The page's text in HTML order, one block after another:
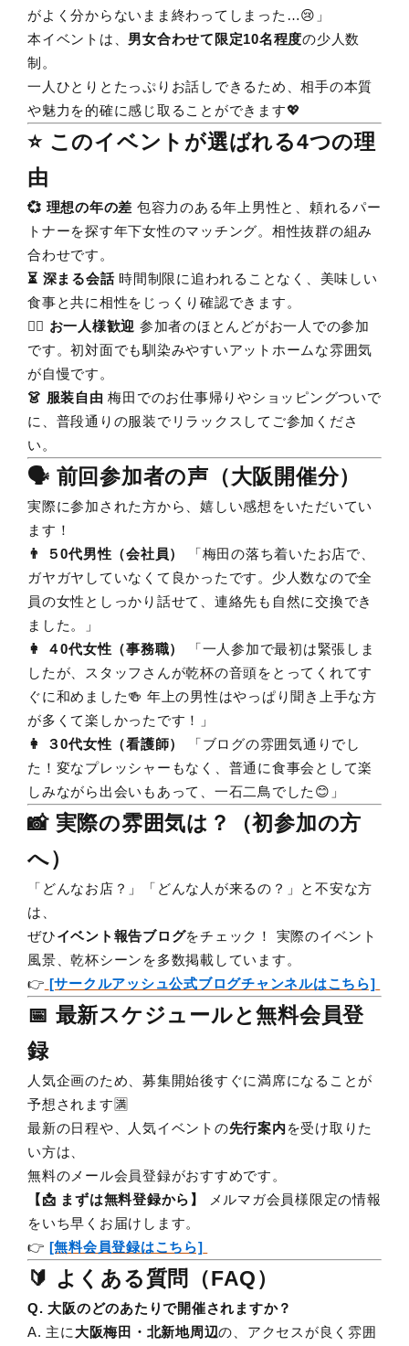
がよく分からないまま終わってしまった…😢」
本イベントは、 男女合わせて限定10名程度の少人数
制。
一人ひとりとたっぷりお話しできるため、相手の本質
や魅力を的確に感じ取ることができます💖
⭐️ このイベントが選ばれる4つの理
由
💞 理想の年の差 包容力のある年上男性と、頼れるパー
トナーを探す年下女性のマッチング。相性抜群の組み
合わせです。
⏳ 深まる会話時間制限に追われることなく、美味しい
食事と共に相性をじっくり確認できます。
🙋‍♀️ お一人様歓迎 参加者のほとんどがお一人での参加
です。初対面でも馴染みやすいアットホームな雰囲気
が自慢です。
👗 服装自由 梅田でのお仕事帰りやショッピングついで
に、普段通りの服装でリラックスしてご参加くださ
い。
🗣️ 前回参加者の声（大阪開催分）
実際に参加された方から、嬉しい感想をいただいてい
ます！
👨 ５0代男性（会社員）
「梅田の落ち着いたお店で、
ガヤガヤしていなくて良かったです。少人数なので全
員の女性としっかり話せて、連絡先も自然に交換でき
ました。」
👩 ４0代女性（事務職）
「一人参加で最初は緊張しま
したが、スタッフさんが乾杯の音頭をとってくれてす
ぐに和めました🍻 年上の男性はやっぱり聞き上手な方
が多くて楽しかったです！」
👩 ３0代女性（看護師）
「ブログの雰囲気通りでし
た！変なプレッシャーもなく、普通に食事会として楽
しみながら出会いもあって、一石二鳥でした😊」
📸 実際の雰囲気は？（初参加の方
へ）
「どんなお店？」「どんな人が来るの？」と不安な方
は、
ぜひイベント報告ブログをチェック！ 実際のイベント
風景、乾杯シーンを多数掲載しています。
👉 [サークルアッシュ公式ブログチャンネルはこちら]
📅 最新スケジュールと無料会員登
録
人気企画のため、募集開始後すぐに満席になることが
予想されます🈵
最新の日程や、人気イベントの先行案内を受け取りた
い方は、
無料のメール会員登録がおすすめです。
【📩 まずは無料登録から】
メルマガ会員様限定の情報
をいち早くお届けします。
👉 [無料会員登録はこちら]
🔰 よくある質問（FAQ）
Q. 大阪のどのあたりで開催されますか？
A. 主に 大阪梅田・北新地周辺の、アクセスが良く雰囲